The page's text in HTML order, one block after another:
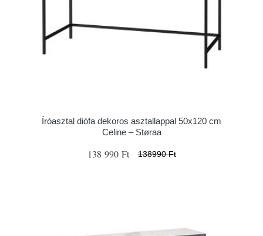
Íróasztal diófa dekoros asztallappal 50x120 cm
Celine – Støraa
138 990 Ft 138990 Ft